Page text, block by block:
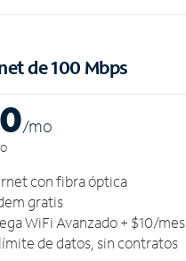
de 100 Mbps
/mo
con fibra óptica
gratis
WiFi Avanzado + $10/mes
de datos, sin contratos